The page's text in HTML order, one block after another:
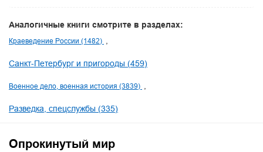
Аналогичные книги смотрите в разделах:
Краеведение России (1482)
Санкт-Петербург и пригороды (459)
Военное дело, военная история (3839)
Разведка, спецслужбы (335)
Опрокинутый мир